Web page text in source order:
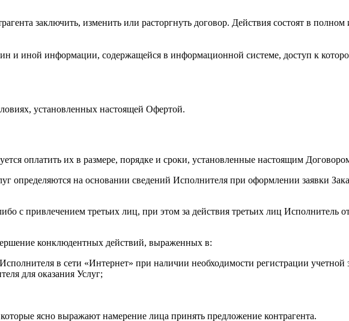
заключить, изменить или расторгнуть договор. Действия состоят в
и иной информации, содержащейся в информационной системе, доступ к
установленных настоящей Офертой.
оплатить их в размере, порядке и сроки, установленные настоящим
определяются на основании сведений Исполнителя при оформлении заявки
с привлечением третьих лиц, при этом за действия третьих лиц Исполнитель
конклюдентных действий, выраженных в:
в сети «Интернет» при наличии необходимости регистрации учетной
для оказания Услуг;
ясно выражают намерение лица принять предложение контрагента.